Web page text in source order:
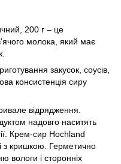
200 г – це
молока, який має
закусок, соусів,
консистенція сиру
відрядження.
надовго наситять
Крем-сир Hochland
з кришкою. Герметично
вологи і сторонніх